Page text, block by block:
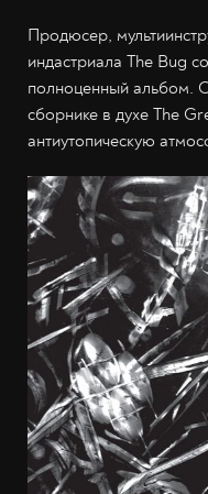
Продюсер,
индастриала The Bug
полноценный альбом.
сборнике в духе The
антиутопическую